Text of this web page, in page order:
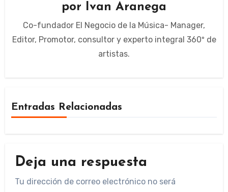
por Ivan Aranega
Co-fundador El Negocio de la Música- Manager,
Editor, Promotor, consultor y experto integral 360º de
artistas.
Entradas Relacionadas
Deja una respuesta
Tu dirección de correo electrónico no será